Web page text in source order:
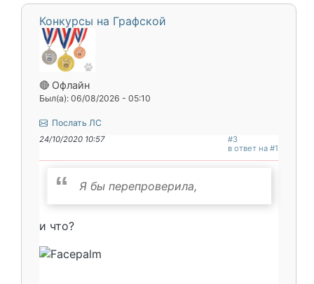
Конкурсы на Графской
🔴 Офлайн
Был(а): 06/08/2026 - 05:10
Послать ЛС
24/10/2020 10:57
#3
в ответ на #1
Я бы перепроверила,
и что?